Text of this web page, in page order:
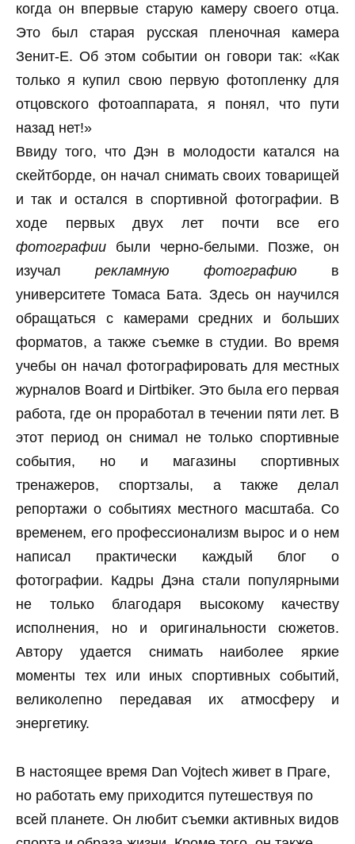
когда он впервые старую камеру своего отца.
Это был старая русская пленочная камера
Зенит-Е. Об этом событии он говори так: «Как
только я купил свою первую фотопленку для
отцовского фотоаппарата, я понял, что пути
назад нет!»
Ввиду того, что Дэн в молодости катался на
скейтборде, он начал снимать своих товарищей
и так и остался в спортивной фотографии. В
ходе первых двух лет почти все его
фотографии были черно-белыми. Позже, он
изучал рекламную фотографию в
университете Томаса Бата. Здесь он научился
обращаться с камерами средних и больших
форматов, а также съемке в студии. Во время
учебы он начал фотографировать для местных
журналов Board и Dirtbiker. Это была его первая
работа, где он проработал в течении пяти лет. В
этот период он снимал не только спортивные
события, но и магазины спортивных
тренажеров, спортзалы, а также делал
репортажи о событиях местного масштаба. Со
временем, его профессионализм вырос и о нем
написал практически каждый блог о
фотографии. Кадры Дэна стали популярными
не только благодаря высокому качеству
исполнения, но и оригинальности сюжетов.
Автору удается снимать наиболее яркие
моменты тех или иных спортивных событий,
великолепно передавая их атмосферу и
энергетику.
В настоящее время Dan Vojtech живет в Праге,
но работать ему приходится путешествуя по
всей планете. Он любит съемки активных видов